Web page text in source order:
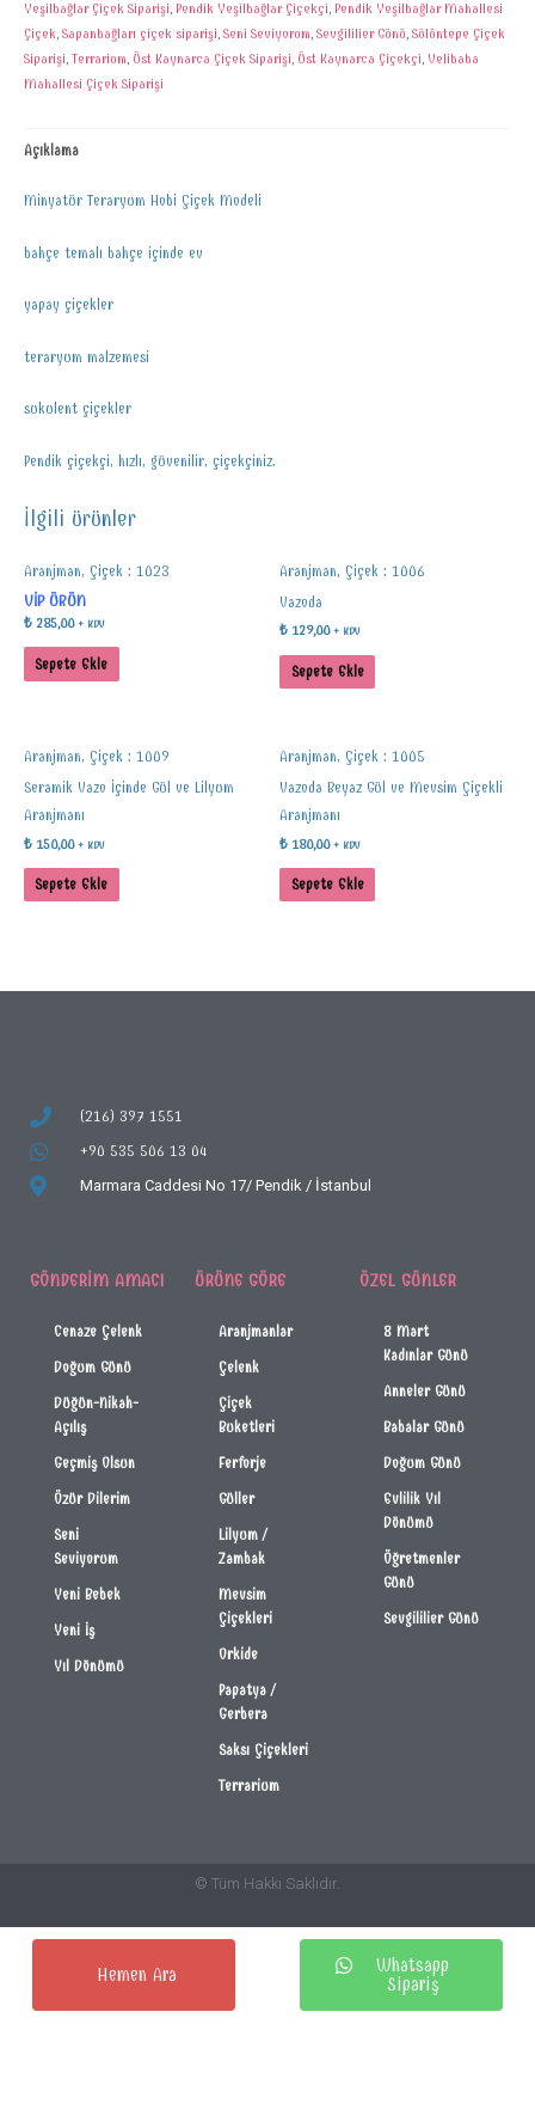
Yeşilbağlar Çiçek Siparişi, Pendik Yeşilbağlar Çiçekçi, Pendik Yeşilbağlar Mahallesi
Çiçek, Sapanbağları çiçek siparişi, Seni Seviyorum, Sevgililier Günü, Sülüntepe Çiçek
Siparişi, Terrarium, Üst Kaynarca Çiçek Siparişi, Üst Kaynarca Çiçekçi, Velibaba
Mahallesi Çiçek Siparişi
Açıklama
Minyatür Teraryum Hobi Çiçek Modeli
bahçe temalı bahçe içinde ev
yapay çiçekler
teraryum malzemesi
sukulent çiçekler
Pendik çiçekçi, hızlı, güvenilir, çiçekçiniz.
İlgili ürünler
Aranjman, Çiçek : 1023
VİP ÜRÜN
₺285,00 + KDV
Sepete Ekle
Aranjman, Çiçek : 1006
Vazoda
₺ 129,00 + KDV
Sepete Ekle
Aranjman, Çiçek : 1009
Seramik Vazo İçinde Gül ve Lilyum
Aranjmanı
₺150,00 + KDV
Sepete Ekle
Aranjman, Çiçek : 1005
Vazoda Beyaz Gül ve Mevsim Çiçekli
Aranjmanı
₺ 180,00 + KDV
Sepete Ekle
(216) 397 1551
+90 535 506 13 04
Marmara Caddesi No 17/ Pendik / İstanbul
GÖNDERIM AMACI
Cenaze Çelenk
Doğum Günü
Düğün-Nikah-
Açılış
Geçmiş Olsun
Özür Dilerim
Seni
Seviyorum
Yeni Bebek
Yeni İş
Yıl Dönümü
ÜRÜNE GÖRE
Aranjmanlar
Çelenk
Çiçek
Buketleri
Ferforje
Güller
Lilyum /
Zambak
Mevsim
Çiçekleri
Orkide
Papatya /
Gerbera
Saksı Çiçekleri
Terrarium
ÖZEL GÜNLER
8 Mart
Kadınlar Günü
Anneler Günü
Babalar Günü
Doğum Günü
Evlilik Yıl
Dönümü
Öğretmenler
Günü
Sevgililier Günü
© Tüm Hakkı Saklıdır.
Hemen Ara
Whatsapp
Sipariş